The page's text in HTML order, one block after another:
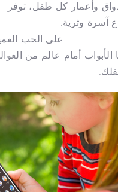
وأعمار كل طفل، توفر
آسرة وثرية.
على الحب
أمام عالم من العوالم